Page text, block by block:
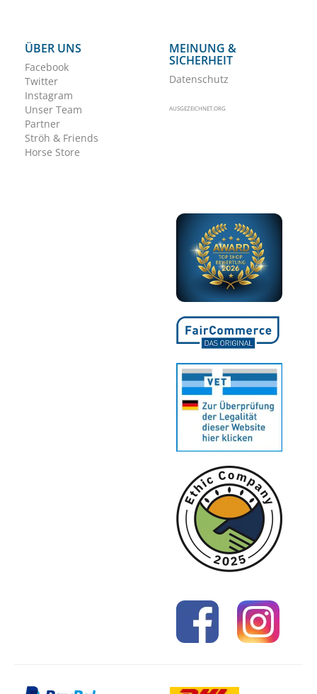
ÜBER UNS
Facebook
Twitter
Instagram
Unser Team
Partner
Ströh & Friends
Horse Store
MEINUNG &
SICHERHEIT
Datenschutz
AUSGEZEICHNET.ORG